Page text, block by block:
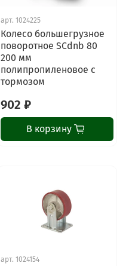
арт. 1024225
Колесо большегрузное
поворотное SCdnb 80
200 мм
полипропиленовое с
тормозом
902 ₽
В корзину
арт. 1024154